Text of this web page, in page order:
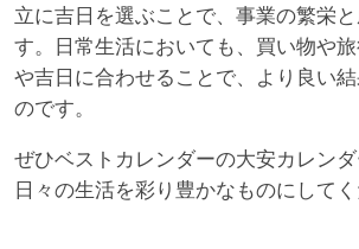
立に吉日を選ぶことで、事業の繁栄
す。日常生活においても、買い物や
や吉日に合わせることで、より良い
のです。
ぜひベストカレンダーの大安カレンダ
日々の生活を彩り豊かなものにしてく